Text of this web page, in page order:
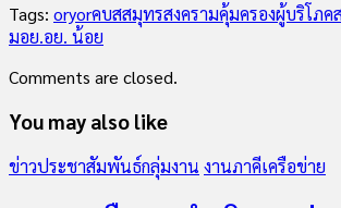
Tags: oryorคบสสมุทรสงครามคุ้มครองผู้บริโภค
มอย.อย. น้อย
Comments are closed.
You may also like
ข่าวประชาสัมพันธ์กลุ่มงาน งานภาคีเครือข่าย